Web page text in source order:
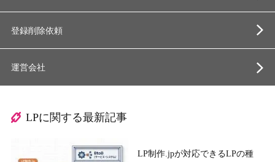
登録削除依頼
運営会社
LPに関する最新記事
LP制作.jpが対応できるLPの種